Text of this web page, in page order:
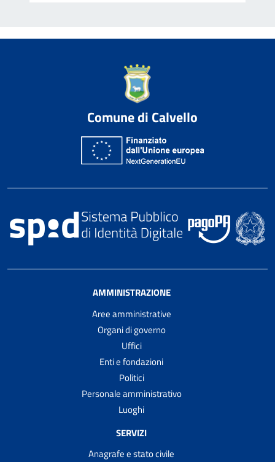
Comune di Calvello
AMMINISTRAZIONE
Aree amministrative
Organi di governo
Uffici
Enti e fondazioni
Politici
Personale amministrativo
Luoghi
SERVIZI
Anagrafe e stato civile